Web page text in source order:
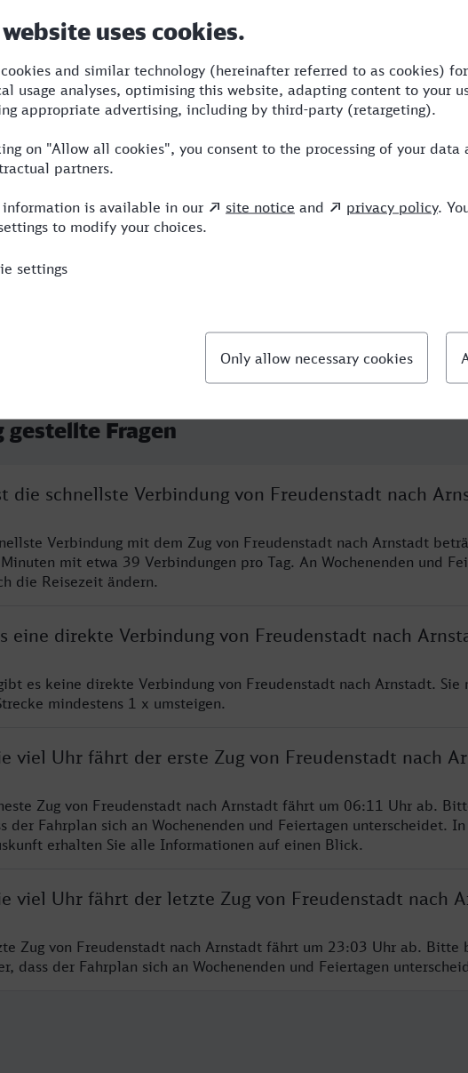
Hbf
5:39 STB,RE,ICE
Hbf
6:28 3 SWE,STB,ICE
gestellte Fragen
die schnellste Verbindung von Freudenstadt nach
Verbindung mit dem Zug von Freudenstadt nach Arnstadt
mit etwa 39 Verbindungen pro Tag. An Wochenenden und
die Reisezeit ändern.
eine direkte Verbindung von Freudenstadt nach
es keine direkte Verbindung von Freudenstadt nach Arnstadt. Sie
mindestens 1 x umsteigen.
viel Uhr fährt der erste Zug von Freudenstadt nach
Zug von Freudenstadt nach Arnstadt fährt um 06:11 Uhr ab.
der Fahrplan sich an Wochenenden und Feiertagen unterscheidet.
erhalten Sie alle Informationen auf einen Blick.
viel Uhr fährt der letzte Zug von Freudenstadt nach
Zug von Freudenstadt nach Arnstadt fährt um 23:03 Uhr ab. Bitte
dass der Fahrplan sich an Wochenenden und Feiertagen